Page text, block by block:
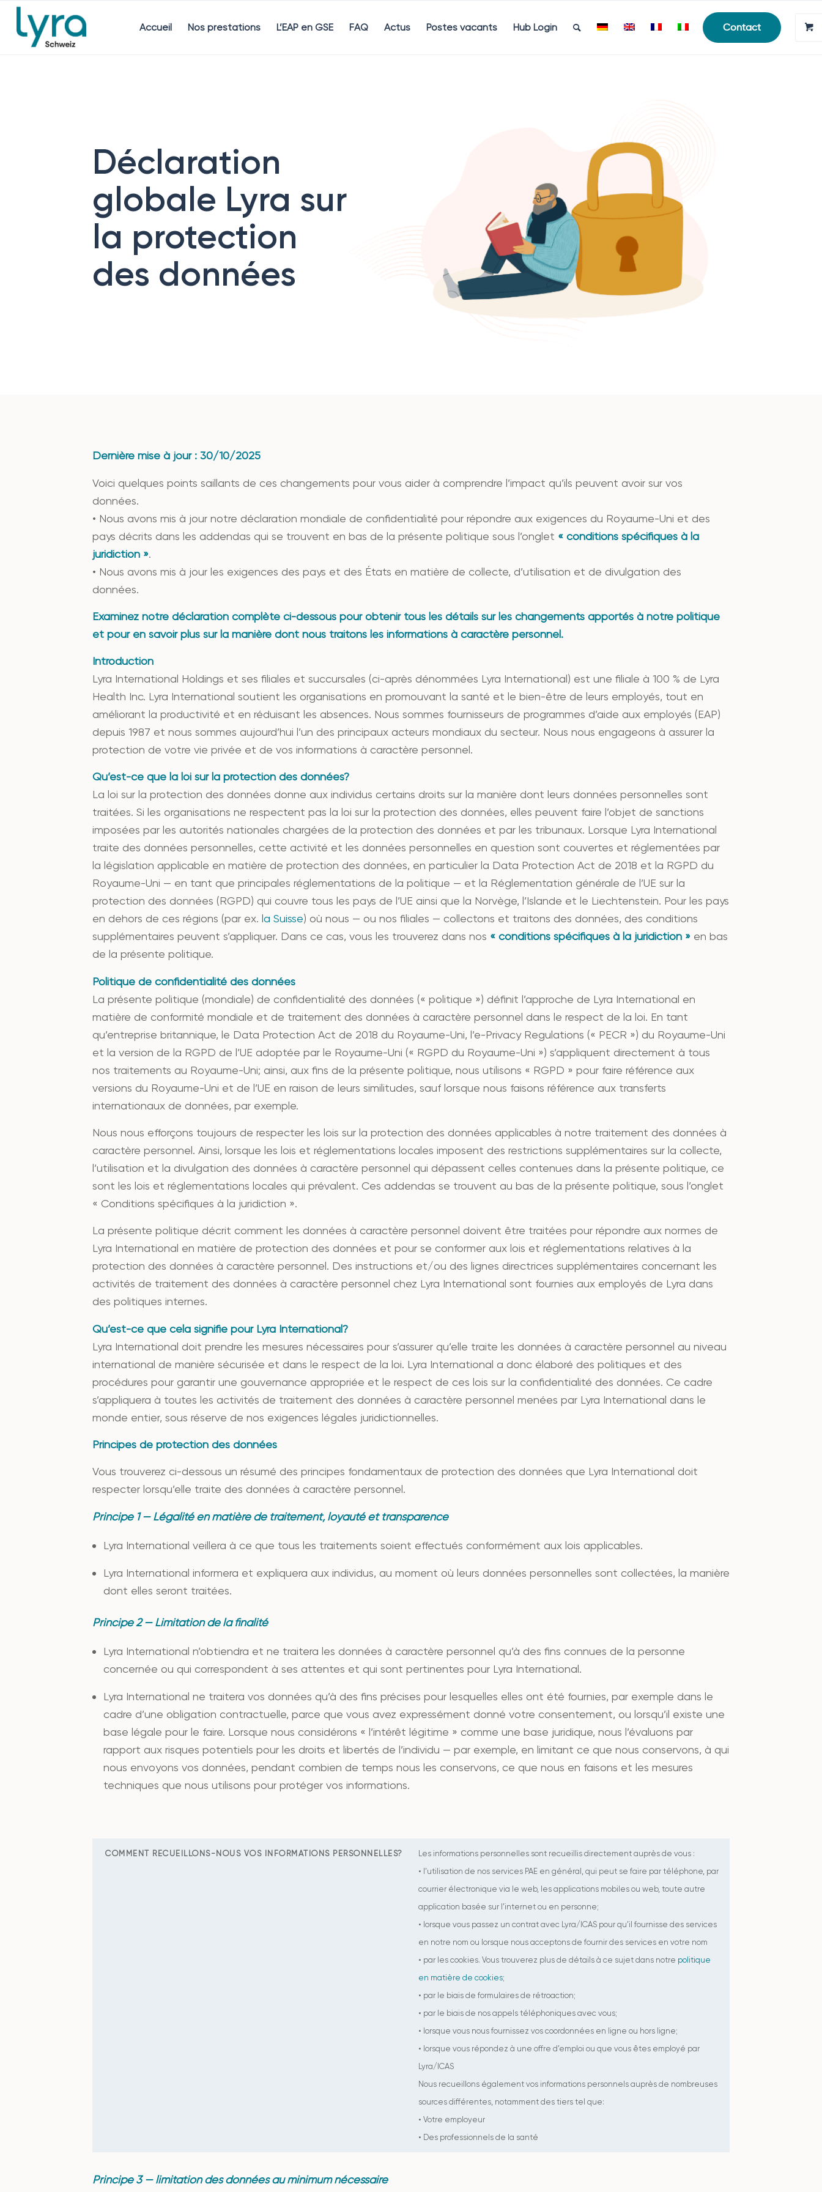
Accueil Nos prestations L’EAP en GSE FAQ Actus Postes vacants Hub Login Contact
Déclaration
globale Lyra sur
la protection
des données
Dernière mise à jour : 30/10/2025
Voici quelques points saillants de ces changements pour vous aider à comprendre l’impact qu’ils peuvent avoir sur vos
données.
• Nous avons mis à jour notre déclaration mondiale de confidentialité pour répondre aux exigences du Royaume-Uni et des
pays décrits dans les addendas qui se trouvent en bas de la présente politique sous l’onglet « conditions spécifiques à la
juridiction ».
• Nous avons mis à jour les exigences des pays et des États en matière de collecte, d’utilisation et de divulgation des
données.
Examinez notre déclaration complète ci-dessous pour obtenir tous les détails sur les changements apportés à notre politique
et pour en savoir plus sur la manière dont nous traitons les informations à caractère personnel.
Introduction
Lyra International Holdings et ses filiales et succursales (ci-après dénommées Lyra International) est une filiale à 100 % de Lyra
Health Inc. Lyra International soutient les organisations en promouvant la santé et le bien-être de leurs employés, tout en
améliorant la productivité et en réduisant les absences. Nous sommes fournisseurs de programmes d’aide aux employés (EAP)
depuis 1987 et nous sommes aujourd’hui l’un des principaux acteurs mondiaux du secteur. Nous nous engageons à assurer la
protection de votre vie privée et de vos informations à caractère personnel.
Qu’est-ce que la loi sur la protection des données?
La loi sur la protection des données donne aux individus certains droits sur la manière dont leurs données personnelles sont
traitées. Si les organisations ne respectent pas la loi sur la protection des données, elles peuvent faire l’objet de sanctions
imposées par les autorités nationales chargées de la protection des données et par les tribunaux. Lorsque Lyra International
traite des données personnelles, cette activité et les données personnelles en question sont couvertes et réglementées par
la législation applicable en matière de protection des données, en particulier la Data Protection Act de 2018 et la RGPD du
Royaume-Uni — en tant que principales réglementations de la politique — et la Réglementation générale de l’UE sur la
protection des données (RGPD) qui couvre tous les pays de l’UE ainsi que la Norvège, l’Islande et le Liechtenstein. Pour les pays
en dehors de ces régions (par ex. la Suisse) où nous — ou nos filiales — collectons et traitons des données, des conditions
supplémentaires peuvent s’appliquer. Dans ce cas, vous les trouverez dans nos « conditions spécifiques à la juridiction »en bas
de la présente politique.
Politique de confidentialité des données
La présente politique (mondiale) de confidentialité des données (« politique ») définit l’approche de Lyra International en
matière de conformité mondiale et de traitement des données à caractère personnel dans le respect de la loi. En tant
qu’entreprise britannique, le Data Protection Act de 2018 du Royaume-Uni, l’e-Privacy Regulations (« PECR ») du Royaume-Uni
et la version de la RGPD de l’UE adoptée par le Royaume-Uni (« RGPD du Royaume-Uni ») s’appliquent directement à tous
nos traitements au Royaume-Uni; ainsi, aux fins de la présente politique, nous utilisons « RGPD » pour faire référence aux
versions du Royaume-Uni et de l’UE en raison de leurs similitudes, sauf lorsque nous faisons référence aux transferts
internationaux de données, par exemple.
Nous nous efforçons toujours de respecter les lois sur la protection des données applicables à notre traitement des données à
caractère personnel. Ainsi, lorsque les lois et réglementations locales imposent des restrictions supplémentaires sur la collecte,
l’utilisation et la divulgation des données à caractère personnel qui dépassent celles contenues dans la présente politique, ce
sont les lois et réglementations locales qui prévalent. Ces addendas se trouvent au bas de la présente politique, sous l’onglet
« Conditions spécifiques à la juridiction ».
La présente politique décrit comment les données à caractère personnel doivent être traitées pour répondre aux normes de
Lyra International en matière de protection des données et pour se conformer aux lois et réglementations relatives à la
protection des données à caractère personnel. Des instructions et/ou des lignes directrices supplémentaires concernant les
activités de traitement des données à caractère personnel chez Lyra International sont fournies aux employés de Lyra dans
des politiques internes.
Qu’est-ce que cela signifie pour Lyra International?
Lyra International doit prendre les mesures nécessaires pour s’assurer qu’elle traite les données à caractère personnel au niveau
international de manière sécurisée et dans le respect de la loi. Lyra International a donc élaboré des politiques et des
procédures pour garantir une gouvernance appropriée et le respect de ces lois sur la confidentialité des données. Ce cadre
s’appliquera à toutes les activités de traitement des données à caractère personnel menées par Lyra International dans le
monde entier, sous réserve de nos exigences légales juridictionnelles.
Principes de protection des données
Vous trouverez ci-dessous un résumé des principes fondamentaux de protection des données que Lyra International doit
respecter lorsqu’elle traite des données à caractère personnel.
Principe 1 — Légalité en matière de traitement, loyauté et transparence
Lyra International veillera à ce que tous les traitements soient effectués conformément aux lois applicables.
Lyra International informera et expliquera aux individus, au moment où leurs données personnelles sont collectées, la manière
dont elles seront traitées.
Principe 2 — Limitation de la finalité
Lyra International n’obtiendra et ne traitera les données à caractère personnel qu’à des fins connues de la personne
concernée ou qui correspondent à ses attentes et qui sont pertinentes pour Lyra International.
Lyra International ne traitera vos données qu’à des fins précises pour lesquelles elles ont été fournies, par exemple dans le
cadre d’une obligation contractuelle, parce que vous avez expressément donné votre consentement, ou lorsqu’il existe une
base légale pour le faire. Lorsque nous considérons « l’intérêt légitime » comme une base juridique, nous l’évaluons par
rapport aux risques potentiels pour les droits et libertés de l’individu — par exemple, en limitant ce que nous conservons, à qui
nous envoyons vos données, pendant combien de temps nous les conservons, ce que nous en faisons et les mesures
techniques que nous utilisons pour protéger vos informations.
COMMENT RECUEILLONS-NOUS VOS INFORMATIONS PERSONNELLES?
Les informations personnelles sont recueillis directement auprès de vous :
• l’utilisation de nos services PAE en général, qui peut se faire par téléphone, par
courrier électronique via le web, les applications mobiles ou web, toute autre
application basée sur l’internet ou en personne;
• lorsque vous passez un contrat avec Lyra/ICAS pour qu’il fournisse des services
en notre nom ou lorsque nous acceptons de fournir des services en votre nom
• par les cookies. Vous trouverez plus de détails à ce sujet dans notre politique
en matière de cookies;
• par le biais de formulaires de rétroaction;
• par le biais de nos appels téléphoniques avec vous;
• lorsque vous nous fournissez vos coordonnées en ligne ou hors ligne;
• lorsque vous répondez à une offre d’emploi ou que vous êtes employé par
Lyra/ICAS
Nous recueillons également vos informations personnels auprès de nombreuses
sources différentes, notamment des tiers tel que:
• Votre employeur
• Des professionnels de la santé
Principe 3 — limitation des données au minimum nécessaire